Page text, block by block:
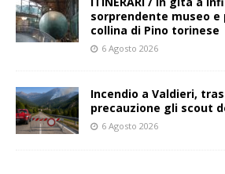
sorprendente museo
collina di Pino torinese
6 Agosto 2026
Incendio a Valdieri,
precauzione gli scout
6 Agosto 2026